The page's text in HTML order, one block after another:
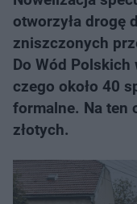
otworzyła drogę
zniszczonych
Do Wód Polskich
czego około 40
formalne. Na ten
złotych.